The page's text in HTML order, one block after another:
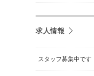
求人情報
スタッフ募集中です